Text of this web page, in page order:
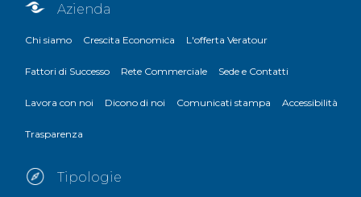
Azienda
Chi siamo Crescita Economica L'offerta Veratour
Fattori di Successo Rete Commerciale Sede e Contatti
Lavora con noi Dicono di noi Comunicati stampa Accessibilità
Trasparenza
Tipologie